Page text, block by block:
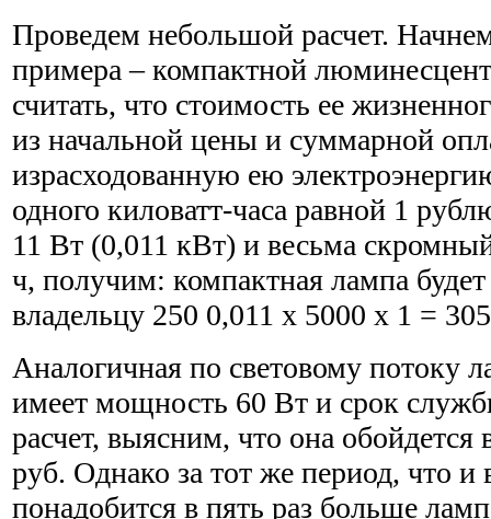
Проведем небольшой расчет.
примера – компактной
считать, что стоимость ее
из начальной цены и суммарной
израсходованную ею
одного киловатт-часа равной 1
11 Вт (0,011 кВт) и весьма
ч, получим: компактная лампа
владельцу 250 0,011 х 5000 х 1 =
Аналогичная по световому потоку
имеет мощность 60 Вт и срок
расчет, выясним, что она
руб. Однако за тот же период, что
понадобится в пять раз больше